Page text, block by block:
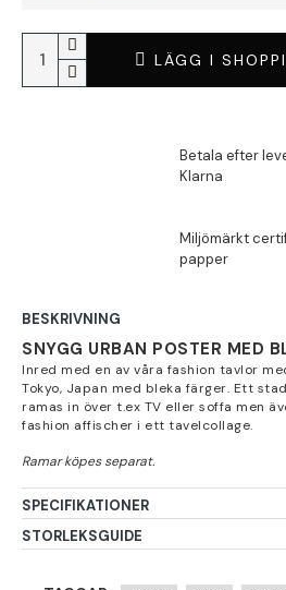
LÄGG I
BESKRIVNING
SNYGG URBAN POSTER MED
Inred med en av våra fashion tavlor
Tokyo, Japan med bleka färger. Ett
ramas in över t.ex TV eller soffa men
fashion affischer i ett tavelcollage.
SPECIFIKATIONER
STORLEKSGUIDE